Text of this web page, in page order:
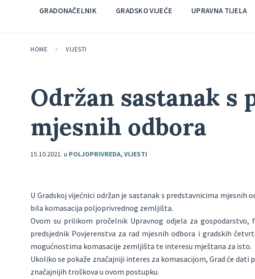
GRADONAČELNIK GRADSKO VIJEĆE UPRAVNA TIJELA
HOME VIJESTI
Održan sastanak s
mjesnih odbora
15.10.2021. u POLJOPRIVREDA, VIJESTI
U Gradskoj vijećnici održan je sastanak s predstavnicima mjesnih
bila komasacija poljoprivrednog zemljišta.
Ovom su prilikom pročelnik Upravnog odjela za gospodarstvo,
predsjednik Povjerenstva za rad mjesnih odbora i gradskih
mogućnostima komasacije zemljišta te interesu mještana za isto.
Ukoliko se pokaže značajniji interes za komasacijom, Grad će dati
značajnijih troškova u ovom postupku.